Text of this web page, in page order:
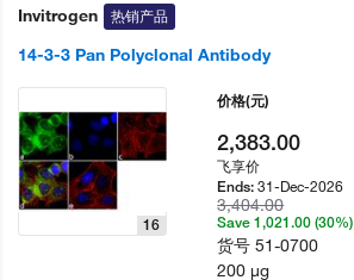
Invitrogen 热销产品
14-3-3 Pan Polyclonal Antibody
16
价格(元)
2,383.00
飞享价
Ends:31-Dec-2026
3,404.00
Save 1,021.00 (30%)
货号51-0700
200 µg